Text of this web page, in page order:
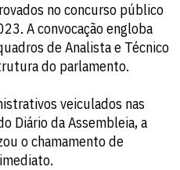
no concurso público
A convocação engloba
de Analista e Técnico
do parlamento.
veiculados nas
Diário da Assembleia, a
o chamamento de